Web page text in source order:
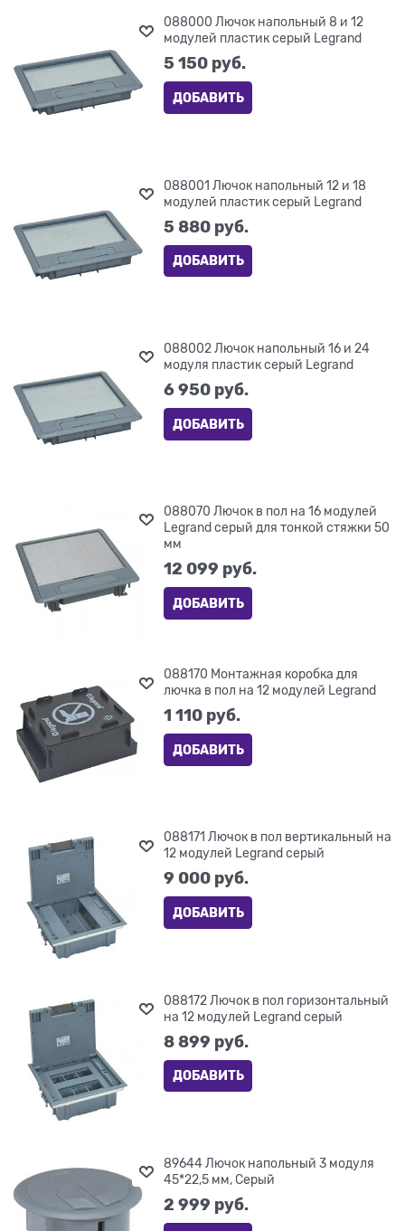
088000 Лючок напольный 8 и 12
модулей пластик серый Legrand
5 150 руб.
ДОБАВИТЬ
088001 Лючок напольный 12 и 18
модулей пластик серый Legrand
5 880 руб.
ДОБАВИТЬ
088002 Лючок напольный 16 и 24
модуля пластик серый Legrand
6 950 руб.
ДОБАВИТЬ
088070 Лючок в пол на 16 модулей
Legrand серый для тонкой стяжки 50
мм
12 099 руб.
ДОБАВИТЬ
088170 Монтажная коробка для
лючка в пол на 12 модулей Legrand
1 110 руб.
ДОБАВИТЬ
088171 Лючок в пол вертикальный на
12 модулей Legrand серый
9 000 руб.
ДОБАВИТЬ
088172 Лючок в пол горизонтальный
на 12 модулей Legrand серый
8 899 руб.
ДОБАВИТЬ
89644 Лючок напольный 3 модуля
45*22,5 мм, Серый
2 999 руб.